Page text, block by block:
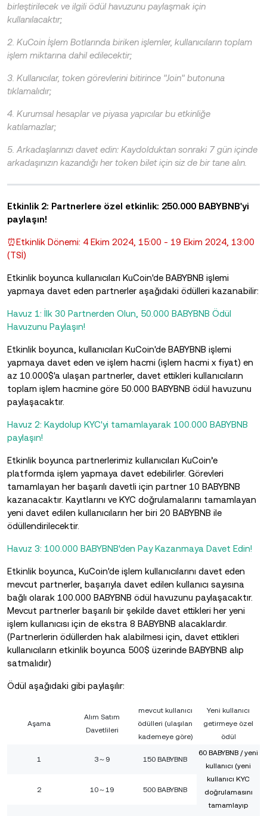
birleştirilecek ve ilgili ödül havuzunu paylaşmak için
kullanılacaktır;
2. KuCoin İşlem Botlarında biriken işlemler, kullanıcıların toplam
işlem miktarına dahil edilecektir;
3. Kullanıcılar, token görevlerini bitirince "Join" butonuna
tıklamalıdır;
4. Kurumsal hesaplar ve piyasa yapıcılar bu etkinliğe
katılamazlar;
5. Arkadaşlarınızı davet edin: Kaydolduktan sonraki 7 gün içinde
arkadaşınızın kazandığı her token bilet için siz de bir tane alın.
Etkinlik 2: Partnerlere özel etkinlik: 250.000 BABYBNB'yi
paylaşın!
⏰Etkinlik Dönemi: 4 Ekim 2024, 15:00 - 19 Ekim 2024, 13:00
(TSİ)
Etkinlik boyunca kullanıcıları KuCoin'de BABYBNB işlemi
yapmaya davet eden partnerler aşağıdaki ödülleri kazanabilir:
Havuz 1: İlk 30 Partnerden Olun, 50.000 BABYBNB Ödül
Havuzunu Paylaşın!
Etkinlik boyunca, kullanıcıları KuCoin'de BABYBNB işlemi
yapmaya davet eden ve işlem hacmi (işlem hacmi x fiyat) en
az 10.000$'a ulaşan partnerler, davet ettikleri kullanıcıların
toplam işlem hacmine göre 50.000 BABYBNB ödül havuzunu
paylaşacaktır.
Havuz 2: Kaydolup KYC'yi tamamlayarak 100.000 BABYBNB
paylaşın!
Etkinlik boyunca partnerlerimiz kullanıcıları KuCoin’e
platformda işlem yapmaya davet edebilirler. Görevleri
tamamlayan her başarılı davetli için partner 10 BABYBNB
kazanacaktır. Kayıtlarını ve KYC doğrulamalarını tamamlayan
yeni davet edilen kullanıcıların her biri 20 BABYBNB ile
ödüllendirilecektir.
Havuz 3: 100.000 BABYBNB'den Pay Kazanmaya Davet Edin!
Etkinlik boyunca, KuCoin'de işlem kullanıcılarını davet eden
mevcut partnerler, başarıyla davet edilen kullanıcı sayısına
bağlı olarak 100.000 BABYBNB ödül havuzunu paylaşacaktır.
Mevcut partnerler başarılı bir şekilde davet ettikleri her yeni
işlem kullanıcısı için de ekstra 8 BABYBNB alacaklardır.
(Partnerlerin ödüllerden hak alabilmesi için, davet ettikleri
kullanıcıların etkinlik boyunca 500$ üzerinde BABYBNB alıp
satmalıdır)
Ödül aşağıdaki gibi paylaşılır:
Aşama
Alım Satım
Davetlileri
mevcut kullanıcı
ödülleri (ulaşılan
kademeye göre)
Yeni kullanıcı
getirmeye özel
ödül
1 3～9 150 BABYBNB
60 BABYBNB / yeni
kullanıcı (yeni
kullanıcı KYC
doğrulamasını
tamamlayıp
2 10～19 500 BABYBNB